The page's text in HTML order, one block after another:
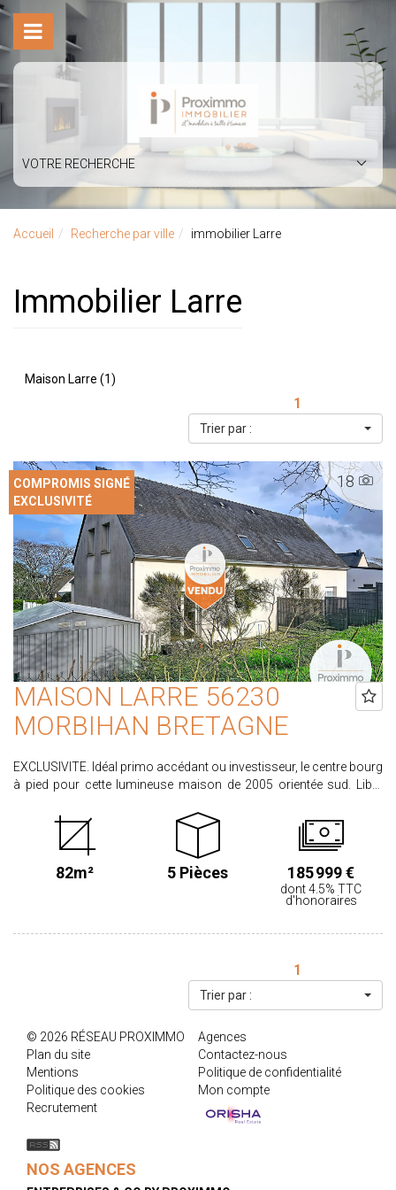
VOTRE RECHERCHE
Accueil Recherche par ville immobilier Larre
immobilier Larre
Maison Larre (1)
1
Trier par :
18
COMPROMIS SIGNÉ
EXCLUSIVITÉ
MAISON LARRE 56230
MORBIHAN BRETAGNE
EXCLUSIVITE. Idéal primo accédant ou investisseur, le centre bourg
à pied pour cette lumineuse maison de 2005 orientée sud. Libre
vie avec cuisine ouverte aménagée, d'une chambre, d'un wc
indépendant et d'un cellier / buanderie .A l'étage, 3 chambres et une
salle de bains avec wc. L'ensemble sur un terrain de 329 m². PRIX
HAI : 185.999 €. Honoraires partagés entre vendeur et acquéreur.
Honoraires acquéreur 4,5% TTC calculés sur un prix de vente de
177.990 €. Les informations sur les risques auxquels ce bien est
82m² 5 Pièces 185 999 €
dont 4.5% TTC
d'honoraires
1
Trier par :
© 2026 RÉSEAU PROXIMMO
Agences
Plan du site
Contactez-nous
Mentions
Politique de confidentialité
Politique des cookies
Mon compte
Recrutement
NOS AGENCES